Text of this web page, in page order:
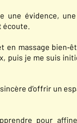
une évidence,
écoute.
en massage
puis je me suis
d’offrir un
pour